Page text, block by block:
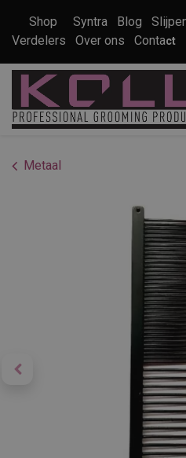
Shop Syntra Blog
Verdelers
Over ons Contact
Metaal